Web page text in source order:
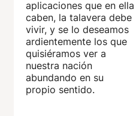
aplicaciones que en ella
caben, la talavera debe
vivir, y se lo deseamos
ardientemente los que
quisiéramos ver a
nuestra nación
abundando en su
propio sentido.